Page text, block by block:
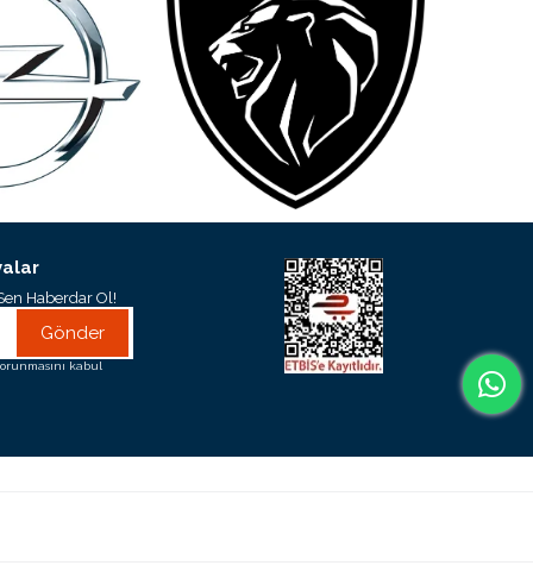
Haberdar Ol!
Gönder
kabul